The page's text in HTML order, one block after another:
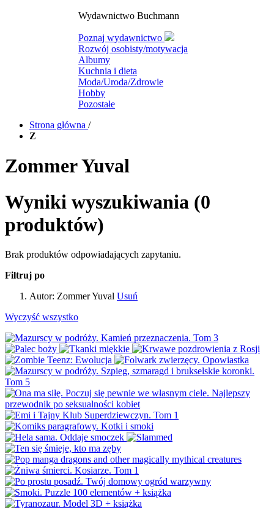
Wydawnictwo Buchmann
Poznaj wydawnictwo
Rozwój osobisty/motywacja
Albumy
Kuchnia i dieta
Moda/Uroda/Zdrowie
Hobby
Pozostałe
Strona główna /
Z
Zommer Yuval
Wyniki wyszukiwania (0
produktów)
Brak produktów odpowiadających zapytaniu.
Filtruj po
Autor: Zommer Yuval Usuń
Wyczyść wszystko